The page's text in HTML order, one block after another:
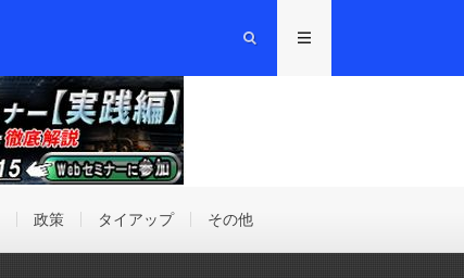
政策 タイアップ その他